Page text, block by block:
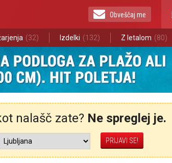
Obveščaj me
(32) Izdelki (132) Z letalom (80)
nalašč zate? Ne spreglej je.